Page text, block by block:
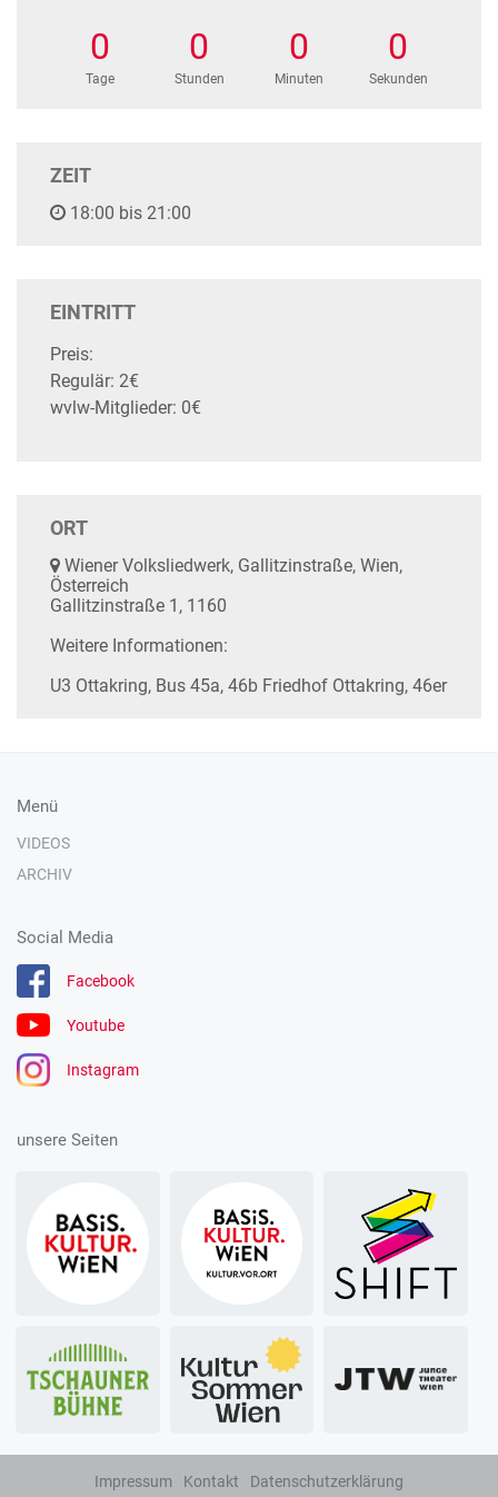
0
Tage
0
Stunden
0
Minuten
0
Sekunden
ZEIT
18:00 bis 21:00
EINTRITT
Preis:
Regulär: 2€
wvlw-Mitglieder: 0€
ORT
Wiener Volksliedwerk, Gallitzinstraße, Wien,
Österreich
Gallitzinstraße 1, 1160
Weitere Informationen:
U3 Ottakring, Bus 45a, 46b Friedhof Ottakring, 46er
Menü
VIDEOS
ARCHIV
Social Media
Facebook
Youtube
Instagram
unsere Seiten
Impressum Kontakt Datenschutzerklärung